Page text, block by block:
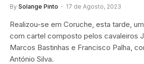
By Solange Pinto 17 de Agosto, 2023
Realizou-se em Coruche, esta tarde,
com cartel composto pelos cavaleiros
Marcos Bastinhas e Francisco Palha,
António Silva.